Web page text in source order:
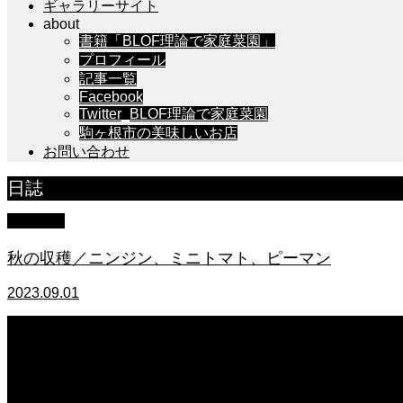
ギャラリーサイト
about
書籍「BLOF理論で家庭菜園」
プロフィール
記事一覧
Facebook
Twitter_BLOF理論で家庭菜園
駒ヶ根市の美味しいお店
お問い合わせ
日誌
秋の収穫／ニンジン、ミニトマト、ピーマン
2023.09.01